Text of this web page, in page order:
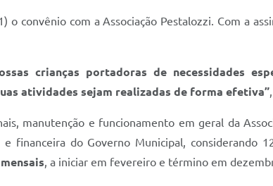
convênio com a Associação Pestalozzi. Com a
crianças portadoras de necessidades
atividades sejam realizadas de forma efetiva”
manutenção e funcionamento em geral da
financeira do Governo Municipal, considerando
, a iniciar em fevereiro e término em